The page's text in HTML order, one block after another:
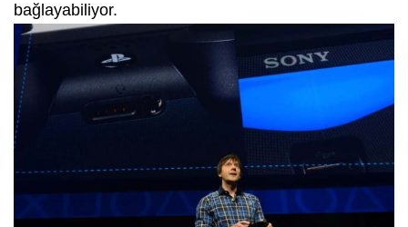
bağlayabiliyor.